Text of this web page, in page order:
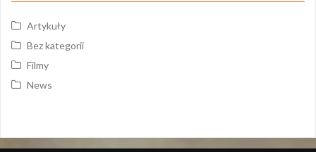
Artykuły
Bez kategorii
Filmy
News